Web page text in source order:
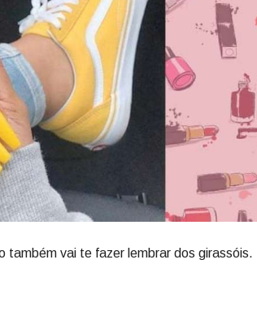
também vai te fazer lembrar dos girassóis.